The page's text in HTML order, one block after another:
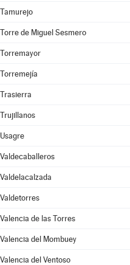
Tamurejo
Torre de Miguel Sesmero
Torremayor
Torremejía
Trasierra
Trujillanos
Usagre
Valdecaballeros
Valdelacalzada
Valdetorres
Valencia de las Torres
Valencia del Mombuey
Valencia del Ventoso